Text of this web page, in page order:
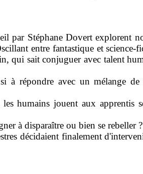
par Stéphane Dovert explorent
entre fantastique et science-
qui sait conjuguer avec talent
à répondre avec un mélange
les humains jouent aux apprentis
à disparaître ou bien se rebeller ?
décidaient finalement